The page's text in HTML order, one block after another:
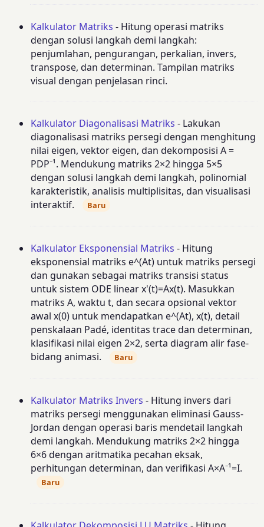
Kalkulator Matriks - Hitung operasi matriks
dengan solusi langkah demi langkah:
penjumlahan, pengurangan, perkalian, invers,
transpose, dan determinan. Tampilan matriks
visual dengan penjelasan rinci.
Kalkulator Diagonalisasi Matriks - Lakukan
diagonalisasi matriks persegi dengan menghitung
nilai eigen, vektor eigen, dan dekomposisi A =
PDP⁻¹. Mendukung matriks 2×2 hingga 5×5
dengan solusi langkah demi langkah, polinomial
karakteristik, analisis multiplisitas, dan visualisasi
interaktif.
Baru
Kalkulator Eksponensial Matriks - Hitung
eksponensial matriks e^(At) untuk matriks persegi
dan gunakan sebagai matriks transisi status
untuk sistem ODE linear x'(t)=Ax(t). Masukkan
matriks A, waktu t, dan secara opsional vektor
awal x(0) untuk mendapatkan e^(At), x(t), detail
penskalaan Padé, identitas trace dan determinan,
klasifikasi nilai eigen 2×2, serta diagram alir fase-
bidang animasi.
Baru
Kalkulator Matriks Invers - Hitung invers dari
matriks persegi menggunakan eliminasi Gauss-
Jordan dengan operasi baris mendetail langkah
demi langkah. Mendukung matriks 2×2 hingga
6×6 dengan aritmatika pecahan eksak,
perhitungan determinan, dan verifikasi A×A⁻¹=I.
Baru